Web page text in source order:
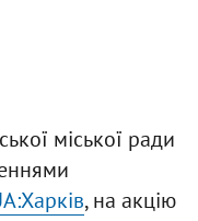
міської ради
, на акцію